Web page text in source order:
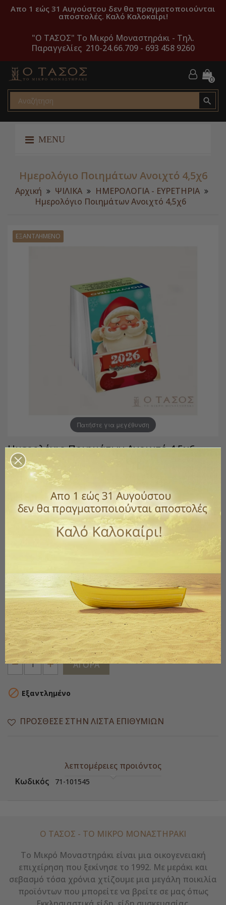
Απο 1 εώς 31 Αυγούστου δεν θα πραγματοποιούνται
αποστολές. Καλό Καλοκαίρι!
"O ΤΑΣΟΣ" Το Μικρό Μοναστηράκι - Τηλ.
Παραγγελίες 210-24.66.709 - 693 458 9260
0

MENU
Ημερολόγιο Ποιημάτων Ανοιχτό 4,5χ6
Αρχική ΨΙΛΙΚΑ
ΗΜΕΡΟΛΟΓΙΑ - ΕΥΡΕΤΗΡΙΑ
Ημερολόγιο Ποιημάτων Ανοιχτό 4,5χ6
ΕΞΑΝΤΛΗΜΈΝΟ
Πατήστε για μεγέθυνση
Ημερολόγιο Ποιημάτων Ανοιχτό 4,5χ6
Κωδικός 71-101545
με ΦΠΑ
ΝΕΑ ΒΕΛΤΙΩΜΕΝΗ ΒΙΒΛΙΟΔΕΣΙΑ GLUE TOP. ΤΑ ΦΥΛΛΑ ΕΊΝΑΙ
ΒΙΒΛΙΟΔΕΤΗΜΕΝΑ ΜΕ ΚΟΛΛΑ ΣΤΗΝ ΠΑΝΩ ΠΛΕΥΡΩ ΚΑΙ ΕΤΣΙ
ΔΕΙΤΕ ΕΠΕΡΧΟΜΕΝΕΣ ΗΜΕΡΟΜΗΝΙΕΣ , ΓΙΟΡΤΕΣ ΚΤΛ ΚΑΙ
ΝΑ ΞΑΝΑΓΥΡΙΣΕΙ ΤΟ ΗΜΕΡΟΛΟΓΙΟ ΣΤΗΝ ΤΡΕΧΟΥΣΑ
ΜΟΡΦΗ ΤΟΥ
ΣΤΙΧΑΚΙΑ ΚΑΙ ΠΟΙΗΜΑΤΑΚΙΑ ΣΤΗΝ ΠΙΣΩ ΟΨΗ
Ποσότητα
ΑΓΟΡΆ
 Εξαντλημένο
ΠΡΌΣΘΕΣΕ ΣΤΗΝ ΛΊΣΤΑ ΕΠΙΘΥΜΙΏΝ
λεπτομέρειες προιόντος
Κωδικός
71-101545
Ο ΤΑΣΟΣ - ΤΟ ΜΙΚΡΌ ΜΟΝΑΣΤΗΡΆΚΙ
Το Μικρό Μοναστηράκι είναι μια οικογενειακή
επιχείρηση που ξεκίνησε το 1992. Με μεράκι και
σεβασμό τόσα χρόνια χτίζουμε μια μεγάλη ποικιλία
προϊόντων που μπορείτε να βρείτε σε μας όπως